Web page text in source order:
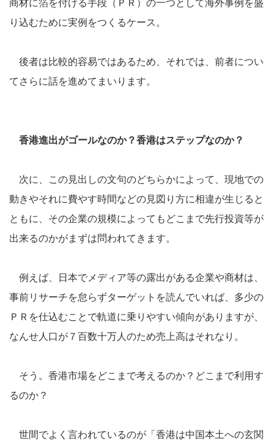
商材に箔を付ける手段（ＰＲ）の一つとして海外事例を盛
り込むために実例をつくるケース。
後者は比較的容易ではあるため、それでは、前者につい
てさらに話を進めてまいります。
香港進出がゴールなのか？香港はステップなのか？
次に、この見出しの文句のどちらかによって、現地での
動きやそれに費やす時間などの見図り方に相違が生じると
ともに、その企業の規模によってもどこまで先行投資等が
出来るのかがまずは問われてきます。
例えば、日本でメディア等の露出がある企業や商材は、
事前リサーチを怠らずターゲットを読んでいれば、多少の
ＰＲを仕込むことで軌道に乗りやすい傾向がありますが、
なんせ人口が７百数十万人のため売上高はそれなり。
そう。香港市場をどこまで考えるのか？どこまで利用す
るのか？
世間でよく言われているのが「香港は中国本土への玄関